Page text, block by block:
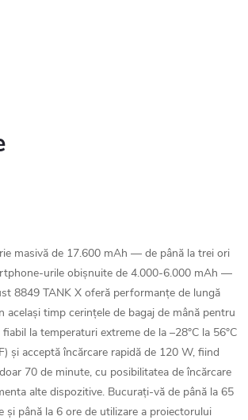
masivă de 17.600 mAh — de până la trei ori
urile obișnuite de 4.000-6.000 mAh —
8849 TANK X oferă performanțe de lungă
același timp cerințele de bagaj de mână pentru
la temperaturi extreme de la –28°C la 56°C
și acceptă încărcare rapidă de 120 W, fiind
70 de minute, cu posibilitatea de încărcare
alte dispozitive. Bucurați-vă de până la 65
și până la 6 ore de utilizare a proiectorului